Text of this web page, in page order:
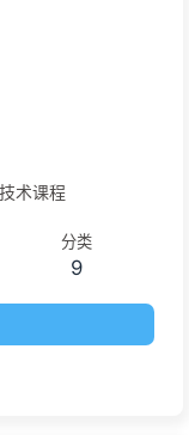
术课程
分类
9